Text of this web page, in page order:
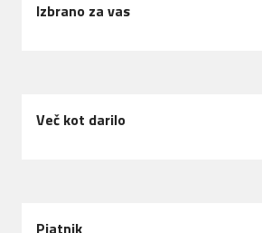
Izbrano za vas
Več kot darilo
Piatnik